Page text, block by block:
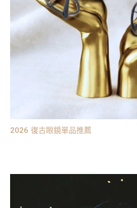
2026 復古眼鏡單品推薦